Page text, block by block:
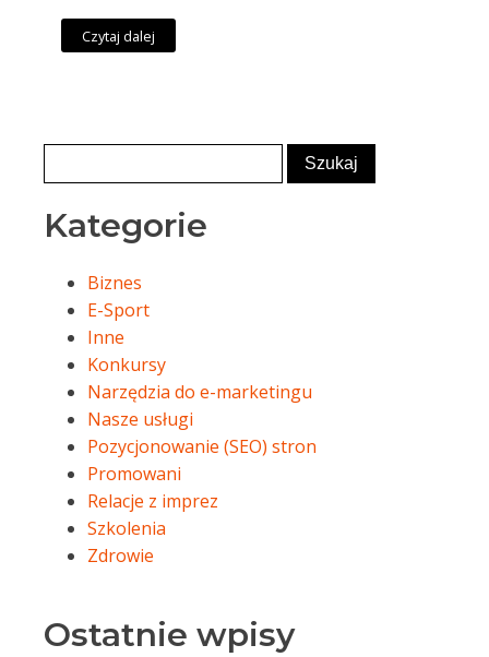
Czytaj dalej
Kategorie
Biznes
E-Sport
Inne
Konkursy
Narzędzia do e-marketingu
Nasze usługi
Pozycjonowanie (SEO) stron
Promowani
Relacje z imprez
Szkolenia
Zdrowie
Ostatnie wpisy